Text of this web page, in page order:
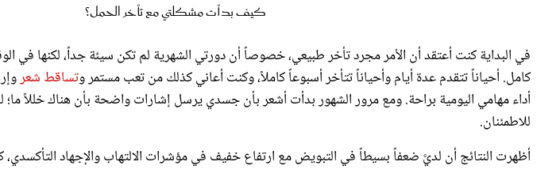
كيف بدأت مشكلتي مع تأخر الحمل؟
في البداية كنت أعتقد أن الأمر مجرد تأخر طبيعي، خصوصاً أن دورتي الشهرية لم تكن سيئة جداً، لكنها في
كامل. أحياناً تتقدم عدة أيام وأحياناً تتأخر أسبوعاً كاملاً، وكنت أعاني كذلك من تعب مستمر وتساقط شعر
أداء مهامي اليومية براحة. ومع مرور الشهور بدأت أشعر بأن جسدي يرسل إشارات واضحة بأن هناك خللاً
للاطمئنان.
أظهرت النتائج أن لديَّ ضعفاً بسيطاً في التبويض مع ارتفاع خفيف في مؤشرات الالتهاب والإجهاد التأكسدي،